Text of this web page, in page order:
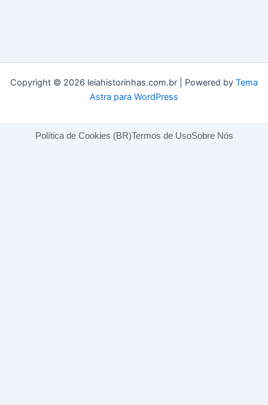
Copyright © 2026 leiahistorinhas.com.br | Powered by Tema
Astra para WordPress
Política de Cookies (BR)Termos de UsoSobre Nós